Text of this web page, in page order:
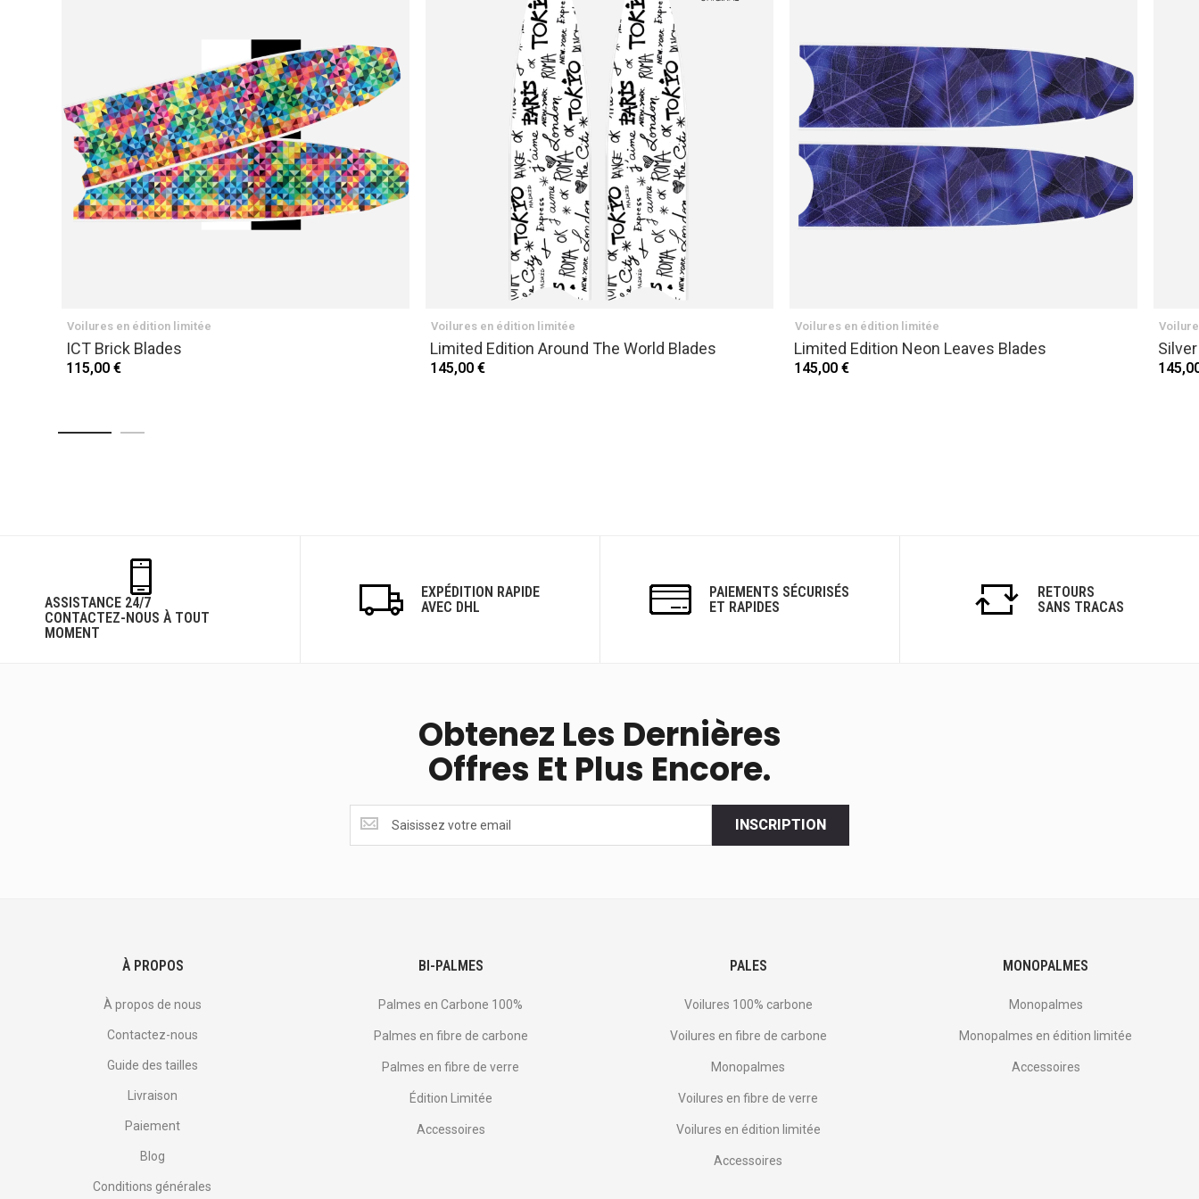
Voilures en édition limitée
ICT Brick Blades
115,00 €
Voilures en édition limitée
Limited Edition Around The World Blades
145,00 €
Voilures en édition limitée
Limited Edition Neon Leaves Blades
145,00 €
ASSISTANCE 24/7
CONTACTEZ-NOUS À TOUT
MOMENT
EXPÉDITION RAPIDE
AVEC DHL
PAIEMENTS SÉCURISÉS
ET RAPIDES
RETOURS
SANS TRACAS
Obtenez Les Dernières
Offres Et Plus Encore.
les
dernières
INSCRIPTION
À PROPOS
À propos de nous
Contactez-nous
Guide des tailles
Livraison
Paiement
Blog
Conditions générales
BI-PALMES
Palmes en Carbone 100%
Palmes en fibre de carbone
Palmes en fibre de verre
Édition Limitée
Accessoires
PALES
Voilures 100% carbone
Voilures en fibre de carbone
Monopalmes
Voilures en fibre de verre
Voilures en édition limitée
Accessoires
MONOPALMES
Monopalmes
Monopalmes en édition limitée
Accessoires